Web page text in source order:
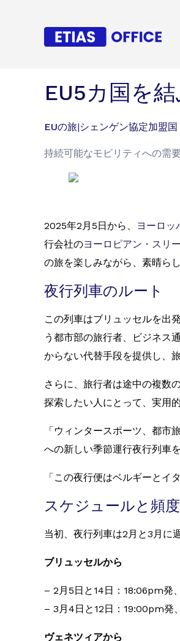
EU5カ国を
EUの旅|シェンゲン協定加盟国
持続可能なモビリティへの需
2025年2月5日から、 ヨーロッ
行会社のヨーロピアン・スリ
の旅を楽しみながら、素晴ら
夜行列車のルート
この列車はブリュッセルを出
う都市部の旅行者、ビジネス
からない代替手段を提供し、
さらに、旅行者は途中の複数
探索したい人にとって、実用
「ウィンタースポーツ、都
への新しい季節運行夜行列車
「この夜行便はベルギーとイ
スケジュールと頻度
当初、夜行列車は2月と3月に
ブリュッセルから
– 2月5日と14日：18:06pm発
– 3月4日と12日：19:00pm発
ヴェネツィアから